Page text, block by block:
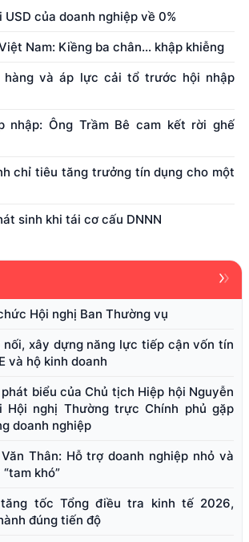
của doanh nghiệp về 0%
Nam: Kiềng ba chân... khập khiễng
hàng và áp lực cải tổ trước hội nhập
nhập: Ông Trầm Bê cam kết rời ghế
chỉ tiêu tăng trưởng tín dụng cho một
sinh khi tái cơ cấu DNNN
Hội nghị Ban Thường vụ
xây dựng năng lực tiếp cận vốn tín
và hộ kinh doanh
biểu của Chủ tịch Hiệp hội Nguyễn
Hội nghị Thường trực Chính phủ gặp
doanh nghiệp
Thân: Hỗ trợ doanh nghiệp nhỏ và
khó”
tăng tốc Tổng điều tra kinh tế 2026,
đúng tiến độ